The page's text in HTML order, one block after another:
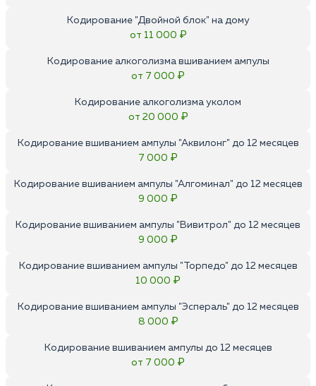
Кодирование "Двойной блок" на дому
от 11 000 ₽
Кодирование алкоголизма вшиванием ампулы
от 7 000 ₽
Кодирование алкоголизма уколом
от 20 000 ₽
Кодирование вшиванием ампулы "Аквилонг" до 12 месяцев
7 000 ₽
Кодирование вшиванием ампулы "Алгоминал" до 12 месяцев
9 000 ₽
Кодирование вшиванием ампулы "Вивитрол" до 12 месяцев
9 000 ₽
Кодирование вшиванием ампулы "Торпедо" до 12 месяцев
10 000 ₽
Кодирование вшиванием ампулы "Эспераль" до 12 месяцев
8 000 ₽
Кодирование вшиванием ампулы до 12 месяцев
от 7 000 ₽